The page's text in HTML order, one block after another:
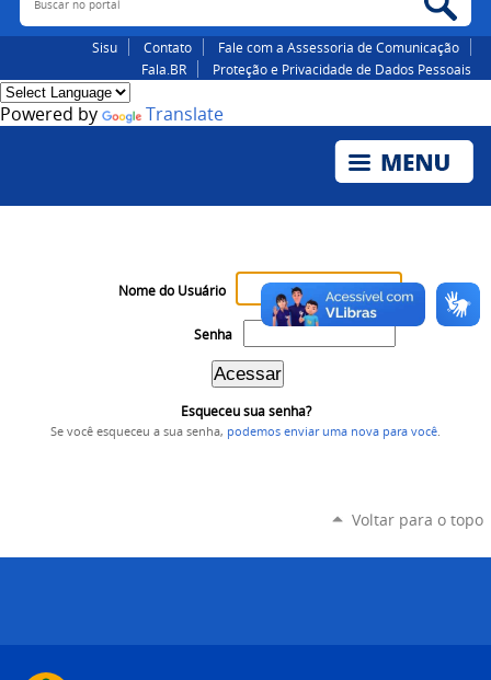
Sisu Contato
Fale com a Assessoria de Comunicação
Fala.BR
Proteção e Privacidade de Dados Pessoais
Powered by Translate
Nome do Usuário
Senha
Esqueceu sua senha?
Se você esqueceu a sua senha, podemos enviar uma nova para você
Voltar para o topo